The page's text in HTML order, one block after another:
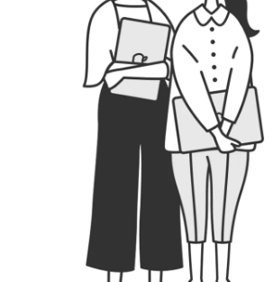
D2C MC 人事チーム
D2C（Marketing＆Creative） /